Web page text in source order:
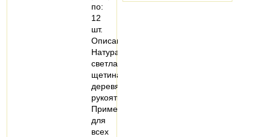
по:
12
шт.
Описание:
Натуральная
светлая
щетина,
деревянная
рукоятка.
Применение:
для
всех